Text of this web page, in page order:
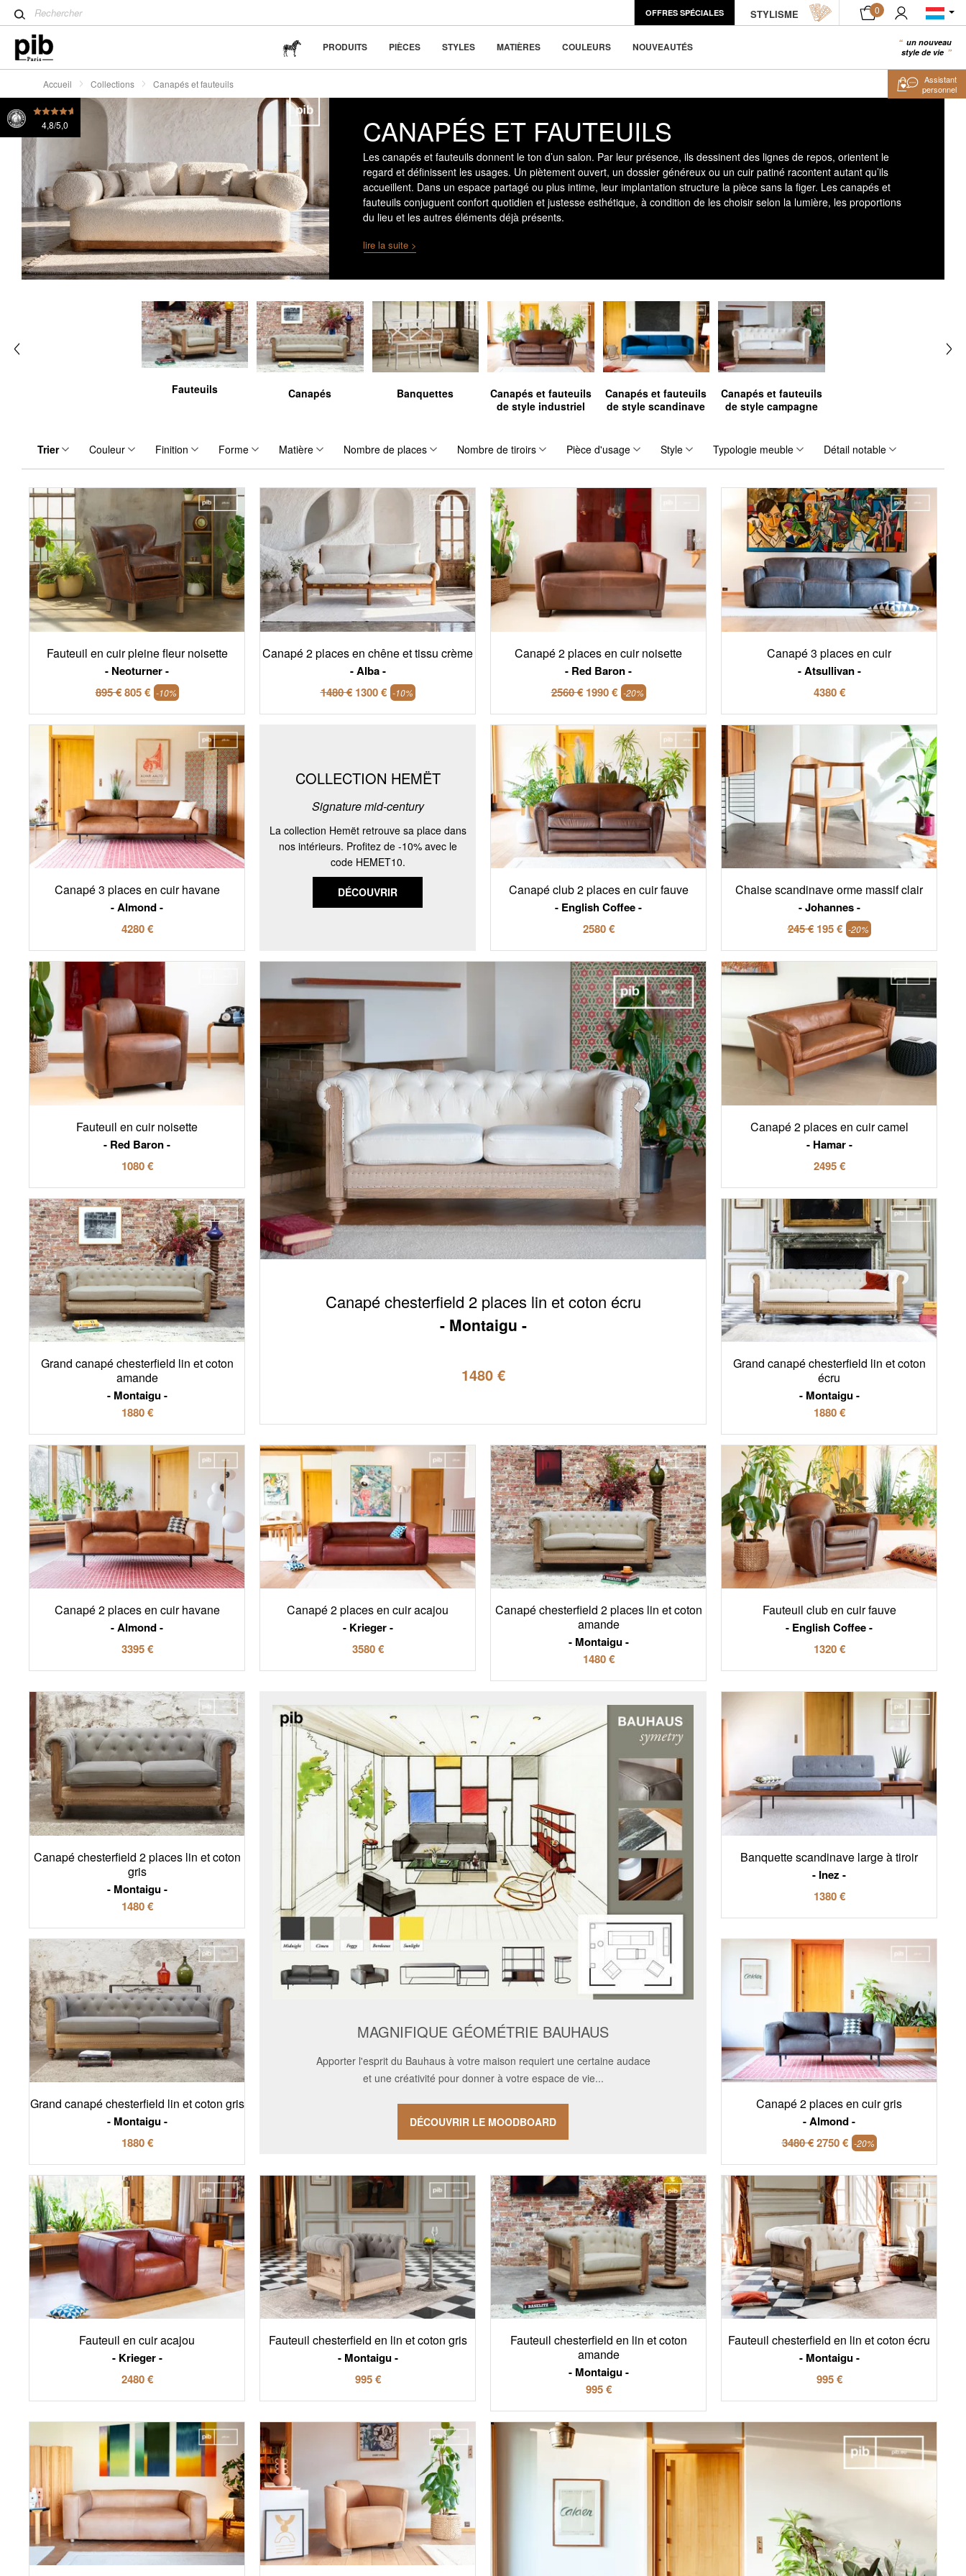
OFFRES SPÉCIALES STYLISME 0
Wabi-Sabi : L'art de trouver la beauté dans la
PRODUITS PIÈCES STYLES MATIÈRES COULEURS NOUVEAUTÉS
un nouveau
style de vie
Accueil Collections Canapés et fauteuils
CANAPÉS ET FAUTEUILS
Les canapés et fauteuils donnent le ton d’un salon. Par leur présence, ils dessinent des lignes de repos, orientent le
regard et définissent les usages. Un piètement ouvert, un dossier généreux ou un cuir patiné racontent autant qu’ils
accueillent. Dans un espace partagé ou plus intime, leur implantation structure la pièce sans la figer. Les canapés et
fauteuils conjuguent confort quotidien et justesse esthétique, à condition de les choisir selon la lumière, les proportions
du lieu et les autres éléments déjà présents.
lire la suite >
Fauteuils Canapés Banquettes
Canapés et fauteuils
de style industriel
Canapés et fauteuils
de style scandinave
Canapés et fauteuils
de style campagne
Trier Couleur Finition Forme Matière Nombre de places Nombre de tiroirs Pièce d'usage Style Typologie meuble Détail notable
Fauteuil en cuir pleine fleur noisette
Neoturner
895 €805 € -10%
Canapé 2 places en chêne et tissu crème
Alba
1480 €1300 € -10%
Canapé 2 places en cuir noisette
Red Baron
2560 €1990 € -20%
Canapé 3 places en cuir
Atsullivan
4380 €
Canapé 3 places en cuir havane
Almond
4280 €
COLLECTION HEMËT
Signature mid-century
La collection Hemët retrouve sa place dans
nos intérieurs. Profitez de -10% avec le
code HEMET10.
DÉCOUVRIR Canapé club 2 places en cuir fauve
English Coffee
2580 €
Chaise scandinave orme massif clair
Johannes
245 €195 € -20%
Fauteuil en cuir noisette
Red Baron
1080 €
Canapé chesterfield 2 places lin et coton écru
Montaigu
1480 €
Canapé 2 places en cuir camel
Hamar
2495 €
Grand canapé chesterfield lin et coton
amande
Montaigu
1880 €
Grand canapé chesterfield lin et coton
écru
Montaigu
1880 €
Canapé 2 places en cuir havane
Almond
3395 €
Canapé 2 places en cuir acajou
Krieger
3580 €
Canapé chesterfield 2 places lin et coton
amande
Montaigu
1480 €
Fauteuil club en cuir fauve
English Coffee
1320 €
Canapé chesterfield 2 places lin et coton
gris
Montaigu
1480 €
MAGNIFIQUE GÉOMÉTRIE BAUHAUS
Apporter l'esprit du Bauhaus à votre maison requiert une certaine audace
et une créativité pour donner à votre espace de vie...
DÉCOUVRIR LE MOODBOARD
Banquette scandinave large à tiroir
Inez
1380 €
Grand canapé chesterfield lin et coton gris
Montaigu
1880 €
Canapé 2 places en cuir gris
Almond
3480 €2750 € -20%
Fauteuil en cuir acajou
Krieger
2480 €
Fauteuil chesterfield en lin et coton gris
Montaigu
995 €
Fauteuil chesterfield en lin et coton
amande
Montaigu
995 €
Fauteuil chesterfield en lin et coton écru
Montaigu
995 €
4,8/5,0
Assistant
personnel